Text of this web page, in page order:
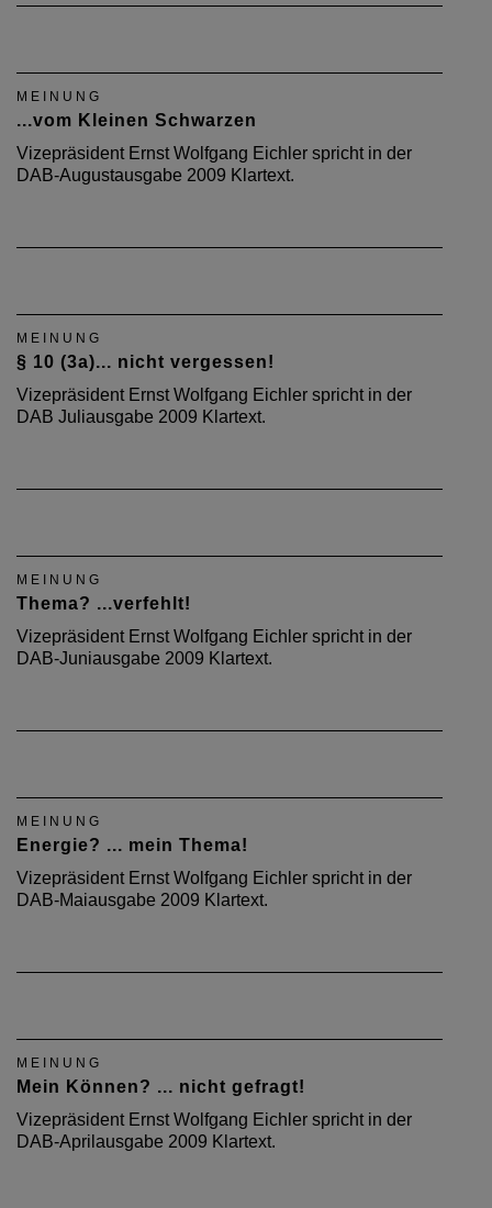
MEINUNG
...vom Kleinen Schwarzen
Vizepräsident Ernst Wolfgang Eichler spricht in der
DAB-Augustausgabe 2009 Klartext.
MEINUNG
§ 10 (3a)... nicht vergessen!
Vizepräsident Ernst Wolfgang Eichler spricht in der
DAB Juliausgabe 2009 Klartext.
MEINUNG
Thema? ...verfehlt!
Vizepräsident Ernst Wolfgang Eichler spricht in der
DAB-Juniausgabe 2009 Klartext.
MEINUNG
Energie? ... mein Thema!
Vizepräsident Ernst Wolfgang Eichler spricht in der
DAB-Maiausgabe 2009 Klartext.
MEINUNG
Mein Können? ... nicht gefragt!
Vizepräsident Ernst Wolfgang Eichler spricht in der
DAB-Aprilausgabe 2009 Klartext.